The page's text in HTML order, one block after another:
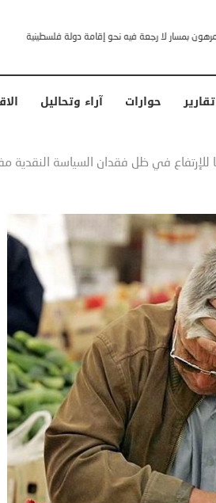
له الرئيس الأمريكي
تقارير حوارات آراء وتحاليل
في ظل فقدان السياسة النقدية